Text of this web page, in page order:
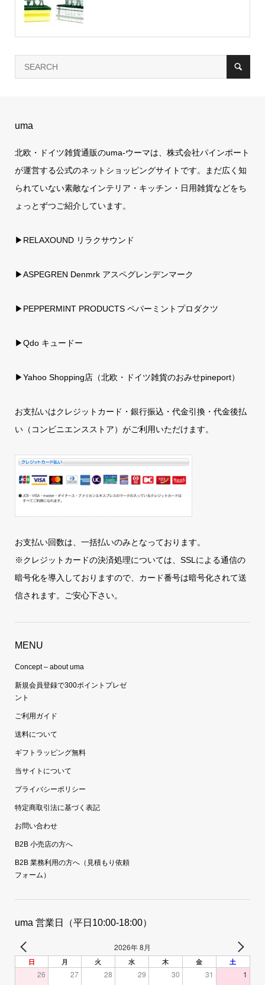
uma
北欧・ドイツ雑貨通販のuma-ウーマは、株式会社パインポート
が運営する公式のネットショッピングサイトです。まだ広く知
られていない素敵なインテリア・キッチン・日用雑貨などをち
ょっとずつご紹介しています。
▶RELAXOUND リラクサウンド
▶ASPEGREN Denmrk アスペグレンデンマーク
▶PEPPERMINT PRODUCTS ペパーミントプロダクツ
▶Qdo キュードー
▶Yahoo Shopping店（北欧・ドイツ雑貨のおみせpineport）
お支払いはクレジットカード・銀行振込・代金引換・代金後払
い（コンビニエンスストア）がご利用いただけます。
お支払い回数は、一括払いのみとなっております。
※クレジットカードの決済処理については、SSLによる通信の
暗号化を導入しておりますので、カード番号は暗号化されて送
信されます。ご安心下さい。
MENU
Concept – about uma
新規会員登録で300ポイントプレゼ
ント
ご利用ガイド
送料について
ギフトラッピング無料
当サイトについて
プライバシーポリシー
特定商取引法に基づく表記
お問い合わせ
B2B 小売店の方へ
B2B 業務利用の方へ（見積もり依頼
フォーム）
uma 営業日（平日10:00-18:00）
2026年 8月
日 月 火 水 木 金 土
26 27 28 29 30 31 1